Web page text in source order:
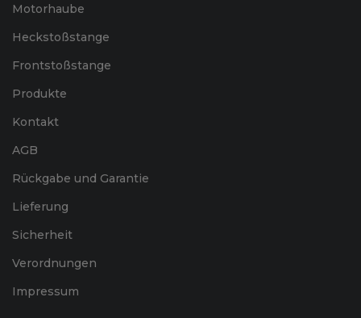
Motorhaube
Heckstoßstange
Frontstoßstange
Produkte
Kontakt
AGB
Rückgabe und Garantie
Lieferung
Sicherheit
Verordnungen
Impressum